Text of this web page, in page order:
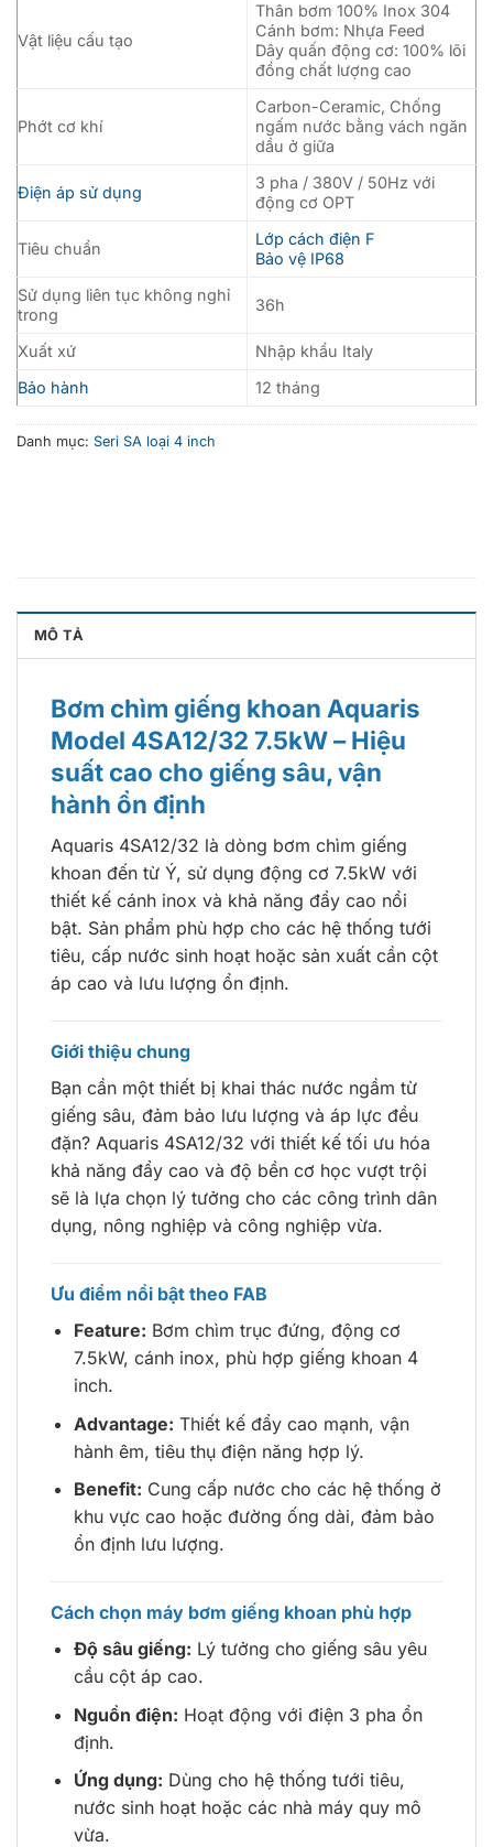
Vật liệu cấu tạo
Thân bơm 100% Inox 304
Cánh bơm: Nhựa Feed
Dây quấn động cơ: 100% lõi
đồng chất lượng cao
Phớt cơ khí
Carbon-Ceramic, Chống
ngấm nước bằng vách ngăn
dầu ở giữa
Điện áp sử dụng
3 pha / 380V / 50Hz với
động cơ OPT
Tiêu chuẩn
Lớp cách điện F
Bảo vệ IP68
Sử dụng liên tục không nghỉ
trong
36h
Xuất xứ
Nhập khẩu Italy
Bảo hành
12 tháng
Danh mục: Seri SA loại 4 inch
MÔ TẢ
Bơm chìm giếng khoan Aquaris
Model 4SA12/32 7.5kW – Hiệu
suất cao cho giếng sâu, vận
hành ổn định
Aquaris 4SA12/32 là dòng bơm chìm giếng
khoan đến từ Ý, sử dụng động cơ 7.5kW với
thiết kế cánh inox và khả năng đẩy cao nổi
bật. Sản phẩm phù hợp cho các hệ thống tưới
tiêu, cấp nước sinh hoạt hoặc sản xuất cần cột
áp cao và lưu lượng ổn định.
Giới thiệu chung
Bạn cần một thiết bị khai thác nước ngầm từ
giếng sâu, đảm bảo lưu lượng và áp lực đều
đặn? Aquaris 4SA12/32 với thiết kế tối ưu hóa
khả năng đẩy cao và độ bền cơ học vượt trội
sẽ là lựa chọn lý tưởng cho các công trình dân
dụng, nông nghiệp và công nghiệp vừa.
Ưu điểm nổi bật theo FAB
Feature: Bơm chìm trục đứng, động cơ
7.5kW, cánh inox, phù hợp giếng khoan 4
inch.
Advantage: Thiết kế đẩy cao mạnh, vận
hành êm, tiêu thụ điện năng hợp lý.
Benefit: Cung cấp nước cho các hệ thống ở
khu vực cao hoặc đường ống dài, đảm bảo
ổn định lưu lượng.
Cách chọn máy bơm giếng khoan phù hợp
Độ sâu giếng: Lý tưởng cho giếng sâu yêu
cầu cột áp cao.
Nguồn điện: Hoạt động với điện 3 pha ổn
định.
Ứng dụng: Dùng cho hệ thống tưới tiêu,
nước sinh hoạt hoặc các nhà máy quy mô
vừa.